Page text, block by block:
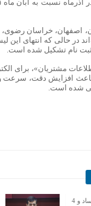
مشتریان»، برای
افزایش دقت، سرعت و
شده است.